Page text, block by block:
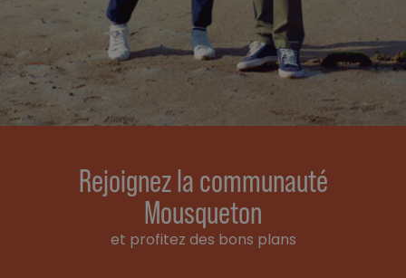
Rejoignez la communauté
Mousqueton
et profitez des bons plans